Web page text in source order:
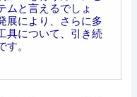
ムと言えるでしょ
展により、さらに多
具について、引き続
。